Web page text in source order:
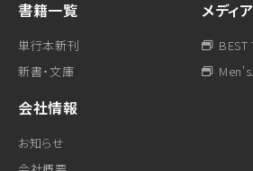
書籍一覧
単行本新刊
新書・文庫
メディア
BEST
会社情報
お知らせ